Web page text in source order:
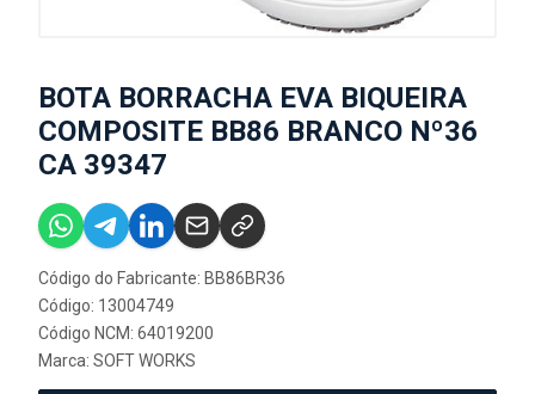
BOTA BORRACHA EVA BIQUEIRA
COMPOSITE BB86 BRANCO Nº36
CA 39347
Código do Fabricante: BB86BR36
Código: 13004749
Código NCM: 64019200
Marca: SOFT WORKS